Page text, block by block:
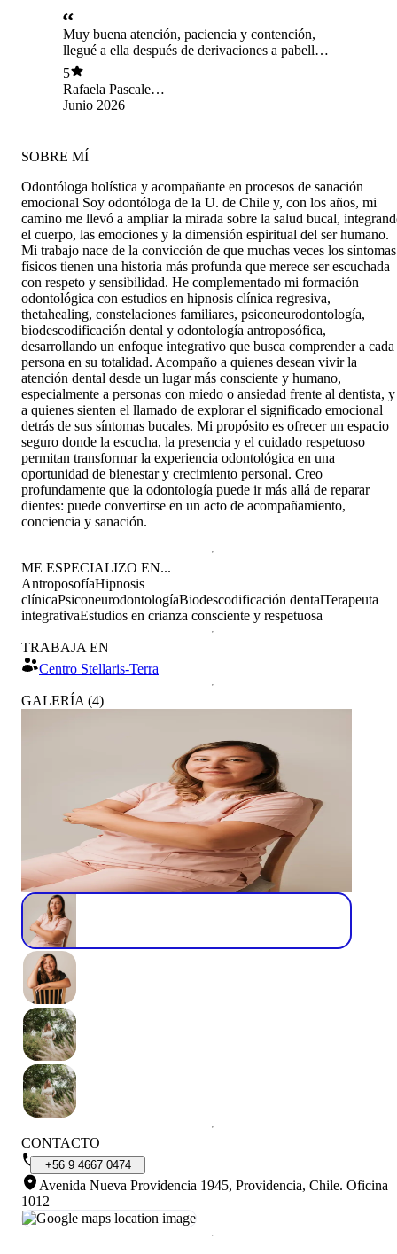
Muy buena atención, paciencia y contención,
llegué a ella después de derivaciones a pabellón
de mi hija y fue la única profesional que se dió
el tiempo de atenderla sin presión, escuchándola
y comprendiendo sus miedos, la recomiendo mil
por ciento!
5
Rafaela Pascale
Zenteno Sánchez
Junio 2026
SOBRE MÍ
Odontóloga holística y acompañante en procesos de sanación
emocional Soy odontóloga de la U. de Chile y, con los años, mi
camino me llevó a ampliar la mirada sobre la salud bucal,
el cuerpo, las emociones y la dimensión espiritual del ser humano.
Mi trabajo nace de la convicción de que muchas veces los síntomas
físicos tienen una historia más profunda que merece ser escuchada
con respeto y sensibilidad. He complementado mi formación
odontológica con estudios en hipnosis clínica regresiva,
thetahealing, constelaciones familiares, psiconeurodontología,
biodescodificación dental y odontología antroposófica,
desarrollando un enfoque integrativo que busca comprender a cada
persona en su totalidad. Acompaño a quienes desean vivir la
atención dental desde un lugar más consciente y humano,
especialmente a personas con miedo o ansiedad frente al dentista, y
a quienes sienten el llamado de explorar el significado emocional
detrás de sus síntomas bucales. Mi propósito es ofrecer un espacio
seguro donde la escucha, la presencia y el cuidado respetuoso
permitan transformar la experiencia odontológica en una
oportunidad de bienestar y crecimiento personal. Creo
profundamente que la odontología puede ir más allá de reparar
dientes: puede convertirse en un acto de acompañamiento,
conciencia y sanación.
ME ESPECIALIZO EN...
AntroposofíaHipnosis
clínicaPsiconeurodontologíaBiodescodificación dentalTerapeuta
integrativaEstudios en crianza consciente y respetuosa
TRABAJA EN
Centro Stellaris-Terra
GALERÍA (4)
CONTACTO
+56 9 4667 0474
Avenida Nueva Providencia 1945, Providencia, Chile. Oficina
1012